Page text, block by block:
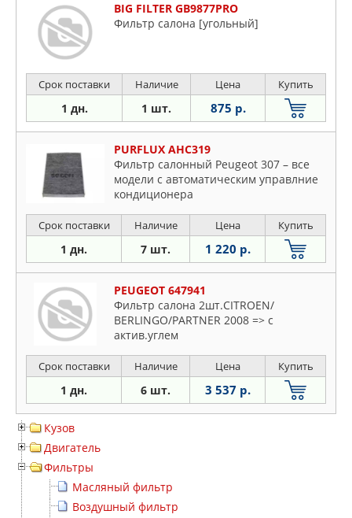
BIG FILTER GB9877PRO
Фильтр салона [угольный]
Срок поставки Наличие Цена Купить
1 дн. 1 шт. 875 р.
PURFLUX AHC319
Фильтр салонный Peugeot 307 – все
модели с автоматическим управлние
кондиционера
Срок поставки Наличие Цена Купить
1 дн. 7 шт. 1 220 р.
PEUGEOT 647941
Фильтр салона 2шт.CITROEN/
BERLINGO/PARTNER 2008 => с
актив.углем
Срок поставки Наличие Цена Купить
1 дн. 6 шт. 3 537 р.
Кузов
Двигатель
Фильтры
Масляный фильтр
Воздушный фильтр